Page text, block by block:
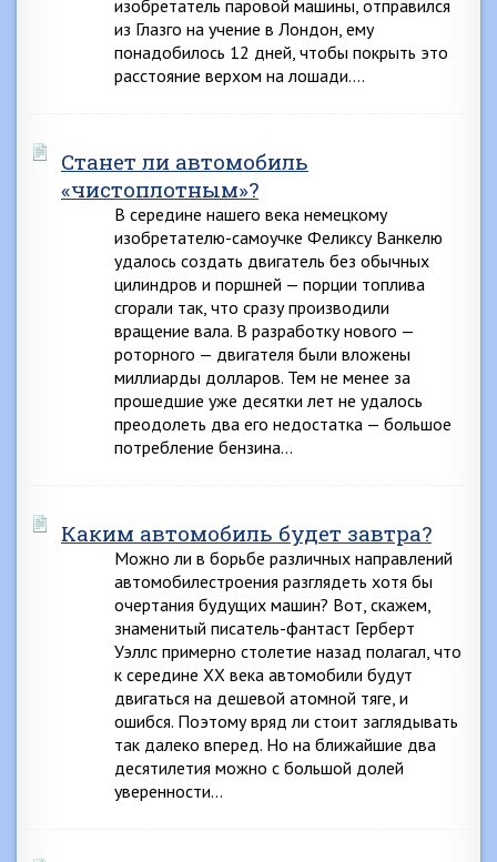
изобретатель паровой машины, отправился
из Глазго на учение в Лондон, ему
понадобилось 12 дней, чтобы покрыть это
расстояние верхом на лошади….
Станет ли автомобиль
«чистоплотным»?
В середине нашего века немецкому
изобретателю-самоучке Феликсу Ванкелю
удалось создать двигатель без обычных
цилиндров и поршней — порции топлива
сгорали так, что сразу производили
вращение вала. В разработку нового —
роторного — двигателя были вложены
миллиарды долларов. Тем не менее за
прошедшие уже десятки лет не удалось
преодолеть два его недостатка — большое
потребление бензина…
Каким автомобиль будет завтра?
Можно ли в борьбе различных направлений
автомобилестроения разглядеть хотя бы
очертания будущих машин? Вот, скажем,
знаменитый писатель-фантаст Герберт
Уэллс примерно столетие назад полагал, что
к середине XX века автомобили будут
двигаться на дешевой атомной тяге, и
ошибся. Поэтому вряд ли стоит заглядывать
так далеко вперед. Но на ближайшие два
десятилетия можно с большой долей
уверенности…